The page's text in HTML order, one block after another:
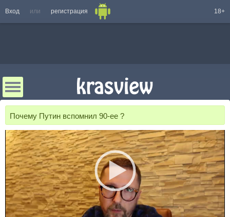
Вход или регистрация 18+
Почему Путин вспомнил 90-ее ?